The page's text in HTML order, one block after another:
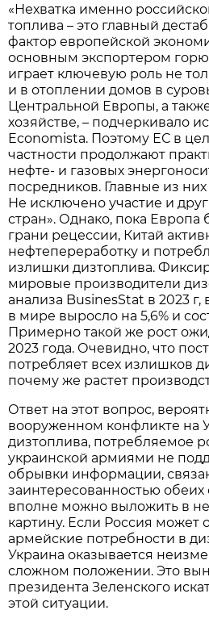
«Нехватка именно
топлива – это главный
фактор европейской
основным экспортером
играет ключевую роль не
и в отоплении домов в
Центральной Европы, а
хозяйстве, – подчеркивало
Economista. Поэтому ЕС в
частности продолжают
нефте- и газовых
посредников. Главные из
Не исключено участие и
стран». Однако, пока Европа
грани рецессии, Китай
нефтепереработку и
излишки дизтоплива.
мировые производители
анализа BusinesStat в 2023 г,
в мире выросло на 5,6% и
Примерно такой же рост
2023 года. Очевидно, что
потребляет всех излишков
почему же растет
Ответ на этот вопрос,
вооруженном конфликте на
дизтоплива, потребляемое
украинской армиями не
обрывки информации,
заинтересованностью обеих
вполне можно выложить в
картину. Если Россия может
армейские потребности в
Украина оказывается
сложном положении. Это
президента Зеленского
этой ситуации.